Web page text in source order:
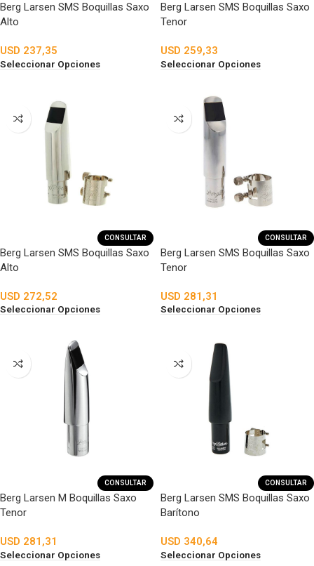
Berg Larsen SMS Boquillas Saxo
Alto
USD 237,35
Seleccionar Opciones
Berg Larsen SMS Boquillas Saxo
Tenor
USD 259,33
Seleccionar Opciones
CONSULTAR
Berg Larsen SMS Boquillas Saxo
Alto
USD 272,52
Seleccionar Opciones
CONSULTAR
Berg Larsen SMS Boquillas Saxo
Tenor
USD 281,31
Seleccionar Opciones
CONSULTAR
Berg Larsen M Boquillas Saxo
Tenor
USD 281,31
Seleccionar Opciones
CONSULTAR
Berg Larsen SMS Boquillas Saxo
Barítono
USD 340,64
Seleccionar Opciones